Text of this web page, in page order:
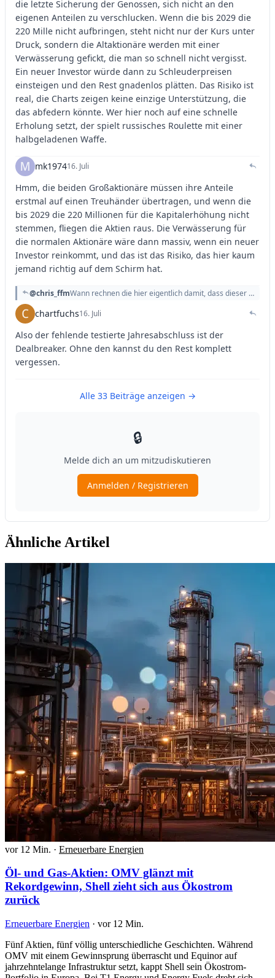
Ähnliche Artikel
vor 12 Min. · Erneuerbare Energien
Öl- und Gas-Aktien: OMV glänzt mit
Rekordgewinn, Shell zieht sich aus Ökostrom
zurück
Erneuerbare Energien · vor 12 Min.
Fünf Aktien, fünf völlig unterschiedliche Geschichten. Während
OMV mit einem Gewinnsprung überrascht und Equinor auf
jahrzehntelange Infrastruktur setzt, kappt Shell sein Ökostrom-